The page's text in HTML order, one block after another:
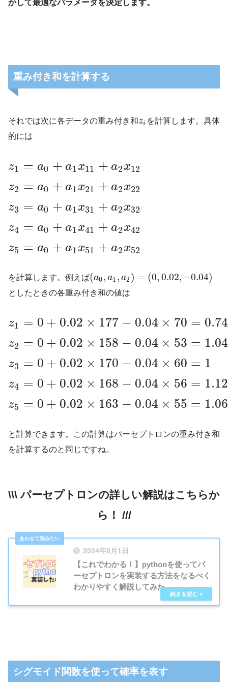
かして最適なパラメータを決定します。
重み付き和を計算する
それでは次に各データの重み付き和zi を計算します。具体
的には
z1 = a0 + a1x11 + a2x12
z2 = a0 + a1x21 + a2x22
z3 = a0 + a1x31 + a2x32
z4 = a0 + a1x41 + a2x42
z5 = a0 + a1x51 + a2x52
を計算します。例えば(a0, a1 , a2 ) = (0, 0.02, −0.04)
としたときの各重み付き和の値は
z1 = 0 + 0.02 × 177 − 0.04 × 70 = 0.74
z2 = 0 + 0.02 × 158 − 0.04 × 53 = 1.04
z3 = 0 + 0.02 × 170 − 0.04 × 60 = 1
z4 = 0 + 0.02 × 168 − 0.04 × 56 = 1.12
z5 = 0 + 0.02 × 163 − 0.04 × 55 = 1.06
と計算できます。この計算はパーセプトロンの重み付き和
を計算するのと同じですね。
\\\ パーセプトロンの詳しい解説はこちらか
ら！ ///
2024年8月1日
【これでわかる！】pythonを使ってパ
ーセプトロンを実装する方法をなるべく
わかりやすく解説してみた
シグモイド関数を使って確率を表す